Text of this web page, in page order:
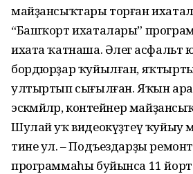
майҙансыҡтары торған
“Башҡорт ихаталары”
ихата ҡатнаша. Әлегә асфальт
бордюрҙар ҡуйылған,
ултыртып сығылған. Яҡын
эскәмйәләр, контейнер
Шулай уҡ видеокүҙәтеү ҡуйыу
тине ул. – Подъездарҙы
программаһы буйынса 11